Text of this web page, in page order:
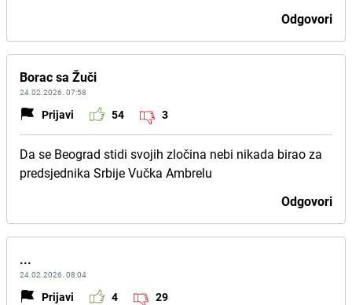
Odgovori
Borac sa Žuči
24.02.2026. 07:58
Prijavi 54 3
Da se Beograd stidi svojih zločina nebi nikada birao za
predsjednika Srbije Vučka Ambrelu
Odgovori
...
24.02.2026. 08:04
Prijavi 4 29